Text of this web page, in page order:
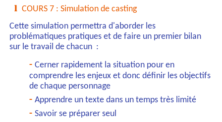
COURS 7 : Simulation de casting
Cette simulation permettra d'aborder les
problématiques pratiques et de faire un premier bilan
sur le travail de chacun :
Cerner rapidement la situation pour en
comprendre les enjeux et donc définir les objectifs
de chaque personnage
Apprendre un texte dans un temps très limité
Savoir se préparer seul